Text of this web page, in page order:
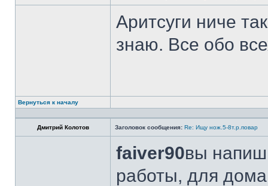
Аритсуги ниче
знаю. Все обо
Вернуться к началу
Дмитрий Колотов Заголовок сообщения: Re: Ищу нож.5-8т.р.повар
faiver90вы
работы, для